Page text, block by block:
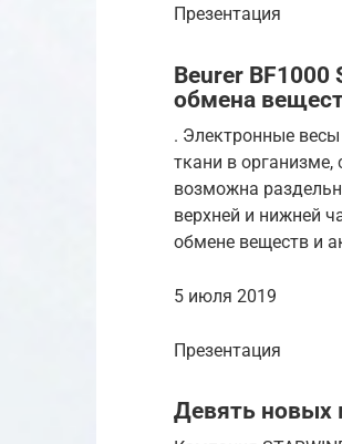
Презентация
Beurer
обмена
. Электронные
ткани в
возможна
верхней и нижней
обмене веществ и
5 июля 2019
Презентация
Девять новых